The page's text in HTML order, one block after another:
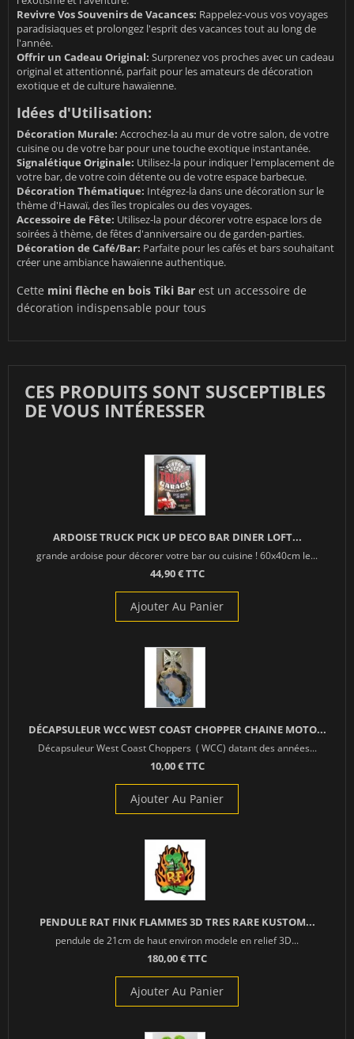
Revivre Vos Souvenirs de Vacances: Rappelez-vous vos voyages
paradisiaques et prolongez l'esprit des vacances tout au long de
l'année.
Offrir un Cadeau Original: Surprenez vos proches avec un cadeau
original et attentionné, parfait pour les amateurs de décoration
exotique et de culture hawaïenne.
Idées d'Utilisation:
Décoration Murale: Accrochez-la au mur de votre salon, de votre
cuisine ou de votre bar pour une touche exotique instantanée.
Signalétique Originale: Utilisez-la pour indiquer l'emplacement de
votre bar, de votre coin détente ou de votre espace barbecue.
Décoration Thématique: Intégrez-la dans une décoration sur le
thème d'Hawaï, des îles tropicales ou des voyages.
Accessoire de Fête: Utilisez-la pour décorer votre espace lors de
soirées à thème, de fêtes d'anniversaire ou de garden-parties.
Décoration de Café/Bar: Parfaite pour les cafés et bars souhaitant
créer une ambiance hawaïenne authentique.
Cette mini flèche en bois Tiki Bar est un accessoire de
décoration indispensable pour tous
CES PRODUITS SONT SUSCEPTIBLES
DE VOUS INTÉRESSER
ARDOISE TRUCK PICK UP DECO BAR DINER LOFT...
grande ardoise pour décorer votre bar ou cuisine ! 60x40cm le...
44,90 € TTC
Ajouter Au Panier
DÉCAPSULEUR WCC WEST COAST CHOPPER CHAINE MOTO...
Décapsuleur West Coast Choppers ( WCC) datant des années...
10,00 € TTC
Ajouter Au Panier
PENDULE RAT FINK FLAMMES 3D TRES RARE KUSTOM...
pendule de 21cm de haut environ modele en relief 3D...
180,00 € TTC
Ajouter Au Panier